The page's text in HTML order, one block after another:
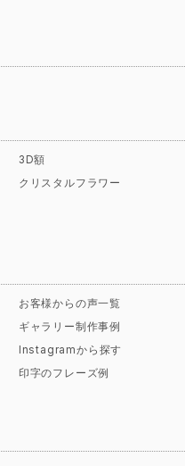
3D額
クリスタルフラワー
お客様からの声一覧
ギャラリー制作事例
Instagramから探す
印字のフレーズ例